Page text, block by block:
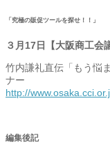
「究極の販促ツールを探せ！！」
３月17日【大阪商工会
竹内謙礼直伝「もう悩
ナー
http://
編集後記